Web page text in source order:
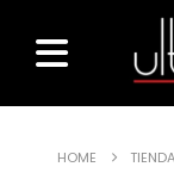
HOME TIENDA